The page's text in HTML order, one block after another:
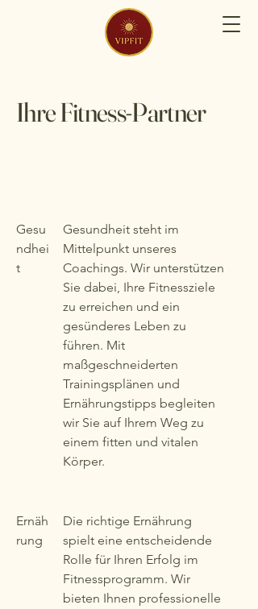
Ihre Fitness-Partner
Gesu
ndhei
t
Gesundheit steht im
Mittelpunkt unseres
Coachings. Wir unterstützen
Sie dabei, Ihre Fitnessziele
zu erreichen und ein
gesünderes Leben zu
führen. Mit
maßgeschneiderten
Trainingsplänen und
Ernährungstipps begleiten
wir Sie auf Ihrem Weg zu
einem fitten und vitalen
Körper.
Ernäh
rung
Die richtige Ernährung
spielt eine entscheidende
Rolle für Ihren Erfolg im
Fitnessprogramm. Wir
bieten Ihnen professionelle